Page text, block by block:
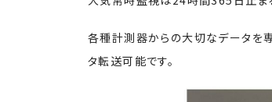
各種計測器からの大切なデータを
タ転送可能です。